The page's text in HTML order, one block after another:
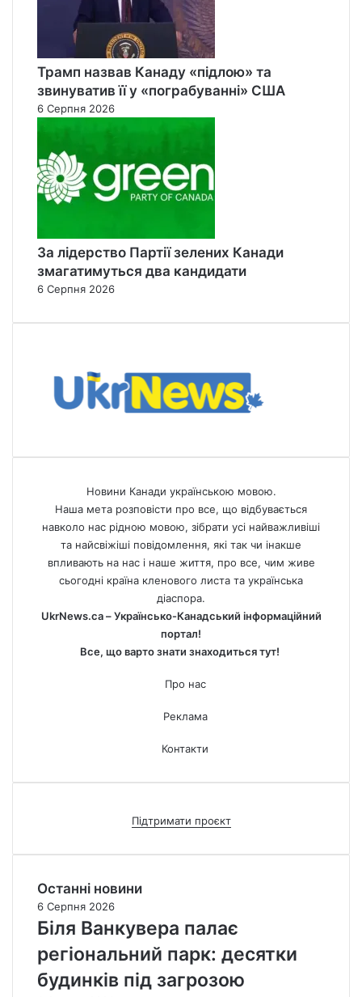
Трамп назвав Канаду «підлою» та
звинуватив її у «пограбуванні» США
6 Серпня 2026
За лідерство Партії зелених Канади
змагатимуться два кандидати
6 Серпня 2026
Новини Канади українською мовою.
Наша мета розповісти про все, що відбувається
навколо нас рідною мовою, зібрати усі найважливіші
та найсвіжіші повідомлення, які так чи інакше
впливають на нас і наше життя, про все, чим живе
сьогодні країна кленового листа та українська
діаспора.
UkrNews.ca – Українсько-Канадський інформаційний
портал!
Все, що варто знати знаходиться тут!
Про нас
Реклама
Контакти
Підтримати проєкт
Останні новини
6 Серпня 2026
Біля Ванкувера палає
регіональний парк: десятки
будинків під загрозою